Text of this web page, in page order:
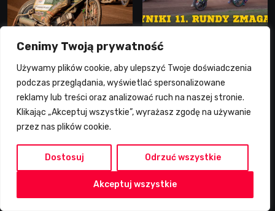
Cenimy Twoją prywatność
Używamy plików cookie, aby ulepszyć Twoje doświadczenia
podczas przeglądania, wyświetlać spersonalizowane
reklamy lub treści oraz analizować ruch na naszej stronie.
Klikając „Akceptuj wszystkie”, wyrażasz zgodę na używanie
przez nas plików cookie.
Dostosuj Odrzuć wszystkie
Akceptuj wszystkie
DMPJ, Półfinał – Runda 2,
Bydgoszcz, 5.08.2026
SpeedwayLigaen:
Sønderjylland Elite
Speedway nie zwalnia
Partnerzy
Team